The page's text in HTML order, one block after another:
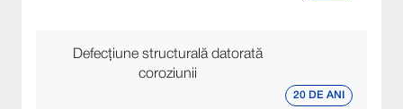
Transfer de stres optimizat
Sistemul ReinLock™ Trussing asigură o mai
Construit pentru o funcționare eficientă și de
Defecțiune structurală datorată
coroziunii
20 DE ANI